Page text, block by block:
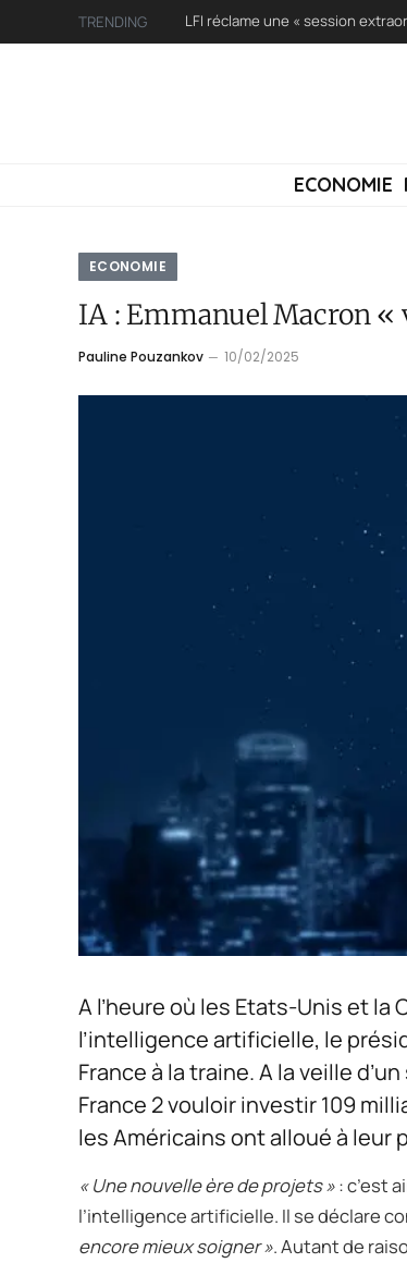
TRENDING
ECONOMIE
ECONOMIE
IA : Emmanuel Macron «
Pauline Pouzankov 10/02/2025
A l’heure où les Etats-Unis et
l’intelligence artificielle, le
France à la traine. A la veille
France 2 vouloir investir 109
les Américains ont alloué à leur
« Une nouvelle ère de projets »: c’est
l’intelligence artificielle. Il se déclare
encore mieux soigner ». Autant de